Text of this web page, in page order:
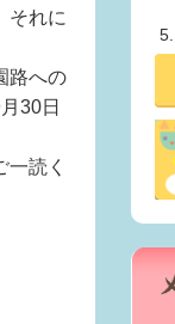
それに
路への
30日
読く